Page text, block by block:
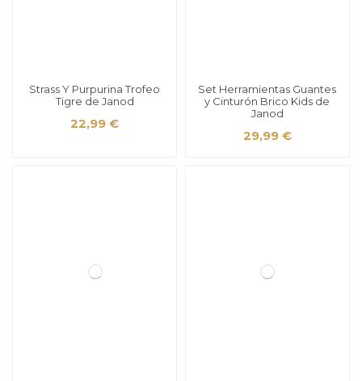
Strass Y Purpurina Trofeo
Tigre de Janod
22,99 €
Set Herramientas Guantes
y Cinturón Brico Kids de
Janod
29,99 €